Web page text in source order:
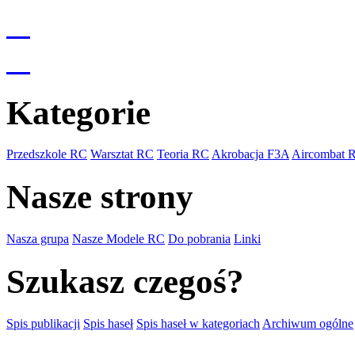
Kategorie
Przedszkole RC Warsztat RC Teoria RC Akrobacja F3AAircombat
Nasze strony
Nasza grupa Nasze Modele RC Do pobrania Linki
Szukasz czegoś?
Spis publikacji Spis haseł Spis haseł w kategoriach Archiwum ogólne